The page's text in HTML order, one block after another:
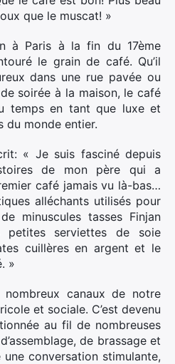
que le muscat! »
à Paris à la fin du 17ème
le grain de café. Qu’il
dans une rue pavée ou
soirée à la maison, le café
temps en tant que luxe et
du monde entier.
« Je suis fasciné depuis
de mon père qui a
café jamais vu là-bas…
alléchants utilisés pour
minuscules tasses Finjan
petites serviettes de soie
cuillères en argent et le
»
canaux de notre
et sociale. C’est devenu
au fil de nombreuses
de brassage et
conversation stimulante,